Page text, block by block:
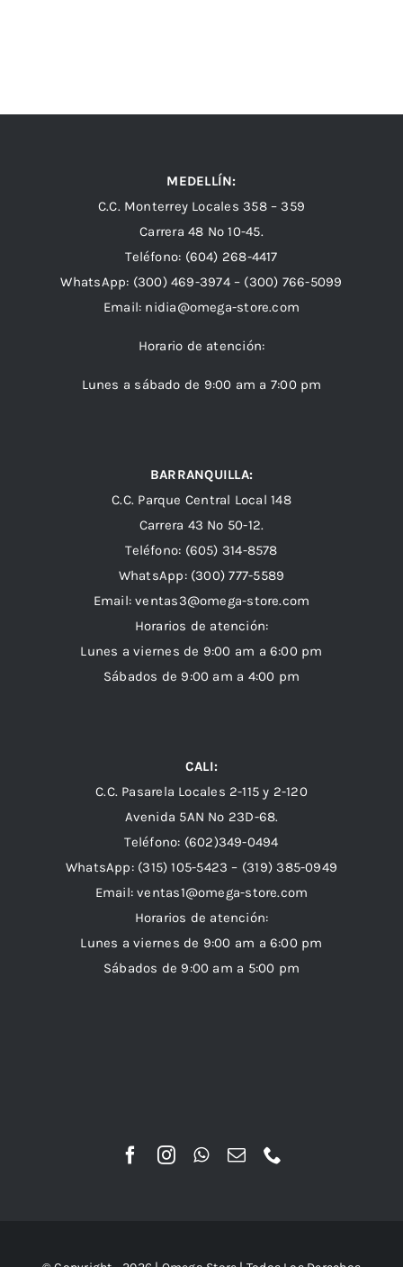
MEDELLÍN:
C.C. Monterrey Locales 358 – 359
Carrera 48 Nº 10-45.
Teléfono: (604) 268-4417
WhatsApp: (300) 469-3974 – (300) 766-5099
Email: nidia@omega-store.com
Horario de atención:
Lunes a sábado de 9:00 am a 7:00 pm
BARRANQUILLA:
C.C. Parque Central Local 148
Carrera 43 Nº 50-12.
Teléfono: (605) 314-8578
WhatsApp: (300) 777-5589
Email: ventas3@omega-store.com
Horarios de atención:
Lunes a viernes de 9:00 am a 6:00 pm
Sábados de 9:00 am a 4:00 pm
CALI:
C.C. Pasarela Locales 2-115 y 2-120
Avenida 5AN Nº 23D-68.
Teléfono: (602)349-0494
WhatsApp: (315) 105-5423 – (319) 385-0949
Email:ventas1@omega-store.com
Horarios de atención:
Lunes a viernes de 9:00 am a 6:00 pm
Sábados de 9:00 am a 5:00 pm